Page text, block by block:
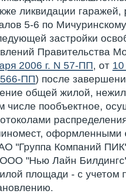
ликвидации
5-6 по
застройки
Правительства
2006 г. N 57-ПП, от
ПП) после
общей жилой,
числе пообъектное,
оформленными
"Группа Компаний
"Нью Лайн
площади - с учетом